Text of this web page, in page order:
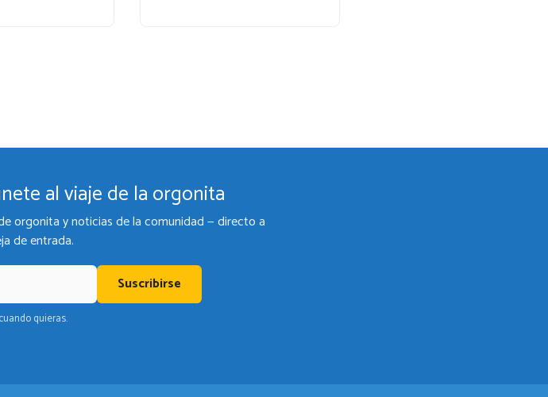
al viaje de la orgonita
orgonita y noticias de la comunidad — directo a
de entrada.
Suscribirse
quieras.